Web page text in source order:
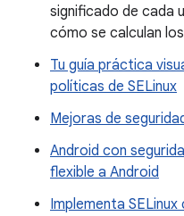
significado de cada
cómo se calculan
Tu guía práctica
políticas de SELinux
Mejoras de
Android con
flexible a Android
Implementa